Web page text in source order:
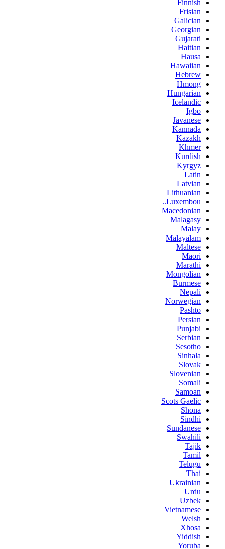
Finnish
Frisian
Galician
Georgian
Gujarati
Haitian
Hausa
Hawaiian
Hebrew
Hmong
Hungarian
Icelandic
Igbo
Javanese
Kannada
Kazakh
Khmer
Kurdish
Kyrgyz
Latin
Latvian
Lithuanian
Luxembou..
Macedonian
Malagasy
Malay
Malayalam
Maltese
Maori
Marathi
Mongolian
Burmese
Nepali
Norwegian
Pashto
Persian
Punjabi
Serbian
Sesotho
Sinhala
Slovak
Slovenian
Somali
Samoan
Scots Gaelic
Shona
Sindhi
Sundanese
Swahili
Tajik
Tamil
Telugu
Thai
Ukrainian
Urdu
Uzbek
Vietnamese
Welsh
Xhosa
Yiddish
Yoruba